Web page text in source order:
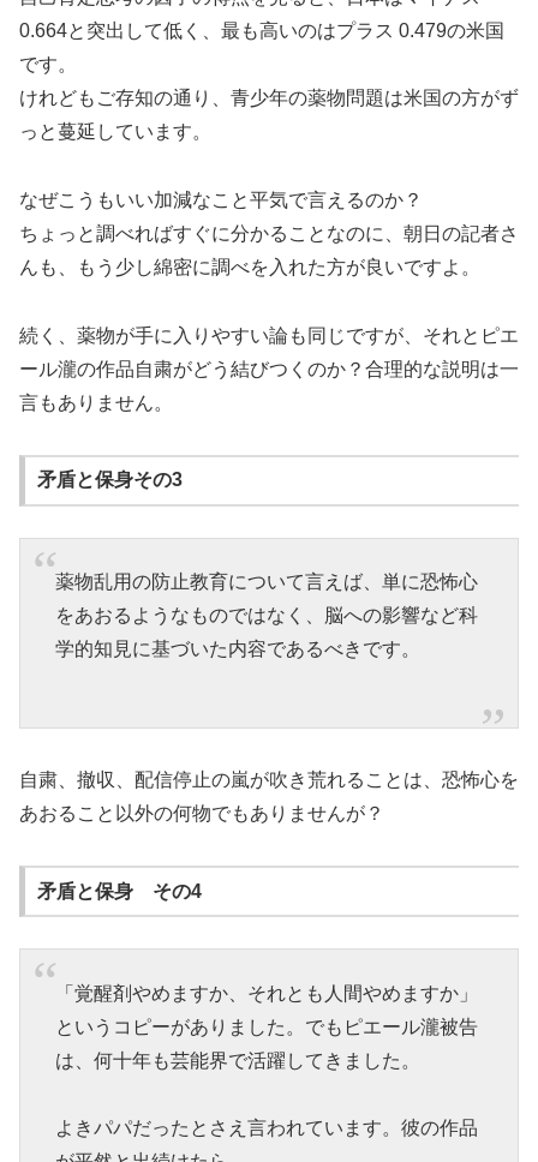
0.664と突出して低く、最も高いのはプラス 0.479の米国
です。
けれどもご存知の通り、青少年の薬物問題は米国の方がず
っと蔓延しています。
なぜこうもいい加減なこと平気で言えるのか？
ちょっと調べればすぐに分かることなのに、朝日の記者さ
んも、もう少し綿密に調べを入れた方が良いですよ。
続く、薬物が手に入りやすい論も同じですが、それとピエ
ール瀧の作品自粛がどう結びつくのか？合理的な説明は一
言もありません。
矛盾と保身その3
薬物乱用の防止教育について言えば、単に恐怖心
をあおるようなものではなく、脳への影響など科
学的知見に基づいた内容であるべきです。
自粛、撤収、配信停止の嵐が吹き荒れることは、恐怖心を
あおること以外の何物でもありませんが？
矛盾と保身 その4
「覚醒剤やめますか、それとも人間やめますか」
というコピーがありました。でもピエール瀧被告
は、何十年も芸能界で活躍してきました。
よきパパだったとさえ言われています。彼の作品